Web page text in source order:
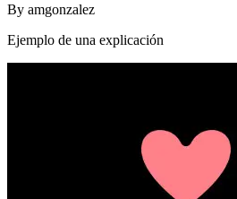
By amgonzalez
Ejemplo de una explicación